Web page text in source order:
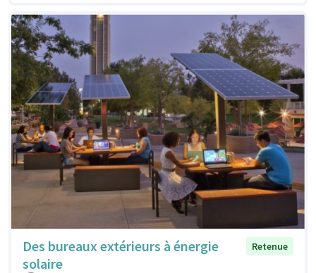
Des bureaux extérieurs à énergie
solaire
Retenue